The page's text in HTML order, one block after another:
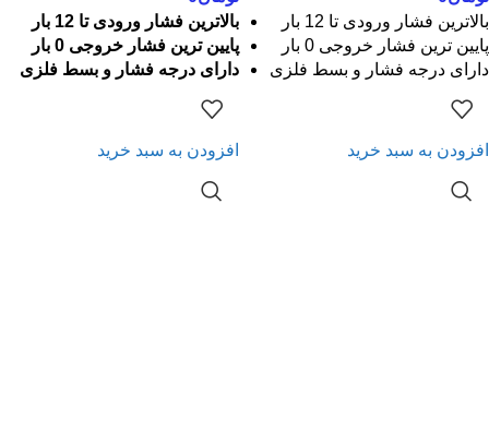
بالاترین فشار ورودی تا 12 بار
پایین ترین فشار خروجی 0 بار
دارای درجه فشار و بسط فلزی
افزودن به سبد خرید
بالاترین فشار ورودی تا 12 بار
پایین ترین فشار خروجی 0 بار
دارای درجه فشار و بسط فلزی
افزودن به سبد خرید